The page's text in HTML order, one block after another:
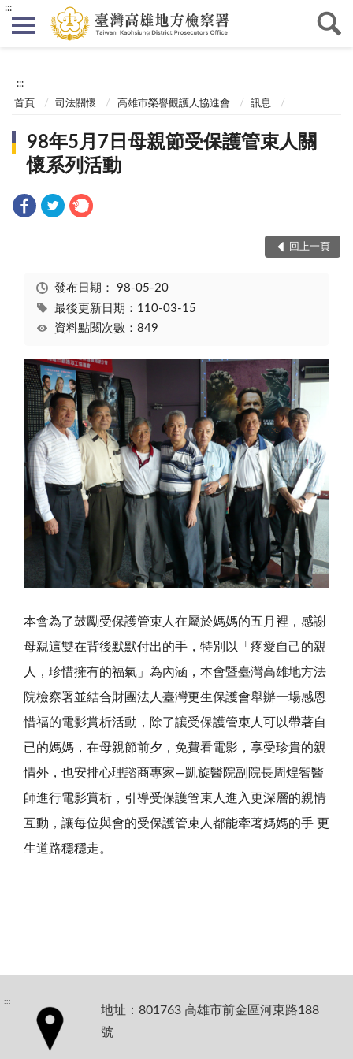
:::
:::
首頁 司法關懷 高雄市榮譽觀護人協進會 訊息
98年5月7日母親節受保護管束人關
懷系列活動
回上一頁
發布日期： 98-05-20
最後更新日期：110-03-15
資料點閱次數：849
本會為了鼓勵受保護管束人在屬於媽媽的五月裡，感謝
母親這雙在背後默默付出的手，特別以「疼愛自己的親
人，珍惜擁有的福氣」為內涵，本會暨臺灣高雄地方法
院檢察署並結合財團法人臺灣更生保護會舉辦一場感恩
惜福的電影賞析活動，除了讓受保護管束人可以帶著自
已的媽媽，在母親節前夕，免費看電影，享受珍貴的親
情外，也安排心理諮商專家—凱旋醫院副院長周煌智醫
師進行電影賞析，引導受保護管束人進入更深層的親情
互動，讓每位與會的受保護管束人都能牽著媽媽的手 更
生道路穩穩走。
:::
地址：801763 高雄市前金區河東路188
號